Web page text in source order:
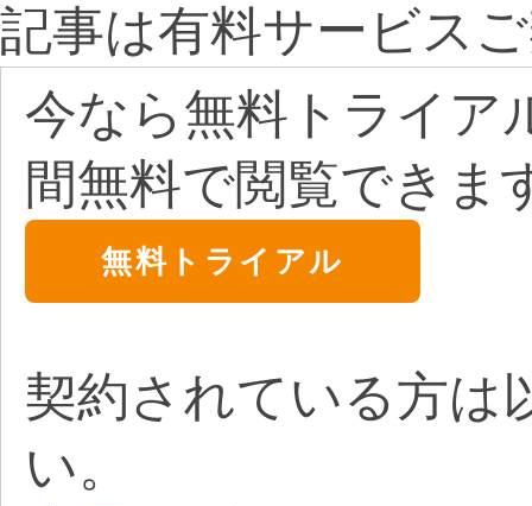
記事は有料サービス
今なら無料トライア
間無料で閲覧できま
無料トライアル
契約されている方は
い。